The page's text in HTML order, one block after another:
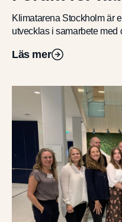
Klimatarena Stockholm är
utvecklas i samarbete med
Läs mer